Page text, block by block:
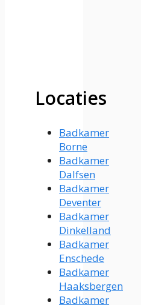
Locaties
Badkamer
Borne
Badkamer
Dalfsen
Badkamer
Deventer
Badkamer
Dinkelland
Badkamer
Enschede
Badkamer
Haaksbergen
Badkamer